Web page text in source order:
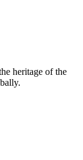
heritage of the